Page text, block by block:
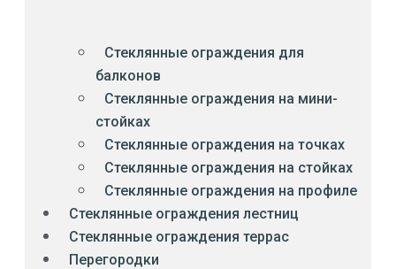
Стеклянные ограждения для
балконов
Стеклянные ограждения на мини-
стойках
Стеклянные ограждения на точках
Стеклянные ограждения на стойках
Стеклянные ограждения на профиле
Стеклянные ограждения лестниц
Стеклянные ограждения террас
Перегородки